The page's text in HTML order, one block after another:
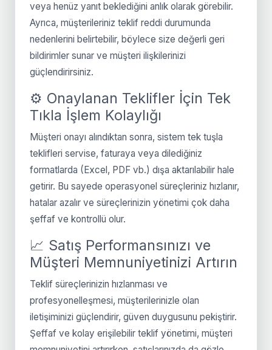
veya henüz yanıt beklediğini anlık olarak görebilir.
Ayrıca, müşterileriniz teklif reddi durumunda
nedenlerini belirtebilir, böylece size değerli geri
bildirimler sunar ve müşteri ilişkilerinizi
güçlendirirsiniz.
⚙️ Onaylanan Teklifler İçin Tek
Tıkla İşlem Kolaylığı
Müşteri onayı alındıktan sonra, sistem tek tuşla
teklifleri servise, faturaya veya dilediğiniz
formatlarda (Excel, PDF vb.) dışa aktarılabilir hale
getirir. Bu sayede operasyonel süreçleriniz hızlanır,
hatalar azalır ve süreçlerinizin yönetimi çok daha
şeffaf ve kontrollü olur.
📈 Satış Performansınızı ve
Müşteri Memnuniyetinizi Artırın
Teklif süreçlerinizin hızlanması ve
profesyonelleşmesi, müşterilerinizle olan
iletişiminizi güçlendirir, güven duygusunu pekiştirir.
Şeffaf ve kolay erişilebilir teklif yönetimi, müşteri